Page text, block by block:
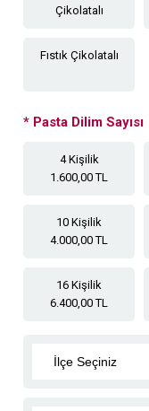
Çikolatalı
Fıstık Çikolatalı
* Pasta Dilim Sayısı
4 Kişilik
1.600,00 TL
10 Kişilik
4.000,00 TL
16 Kişilik
6.400,00 TL